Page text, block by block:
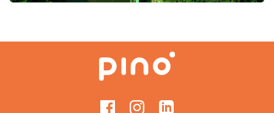
FacebookInstagramGitHub